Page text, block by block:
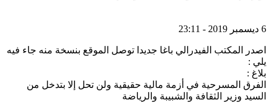
6 ديسمبر 2019 - 23:11
اصدر المكتب الفيدرالي باغا جديدا توصل الموقع بنسخة منه جاء فيه
يلي :
بلاغ :
الفرق المسرحية في أزمة مالية حقيقية ولن تحل إلا بتدخل من
السيد وزير الثقافة والشبيبة والرياضة